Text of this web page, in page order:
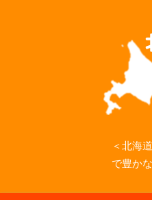
＜北海
で豊か